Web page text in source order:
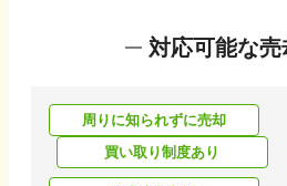
対応可能な
周りに知られずに売却
買い取り制度あり